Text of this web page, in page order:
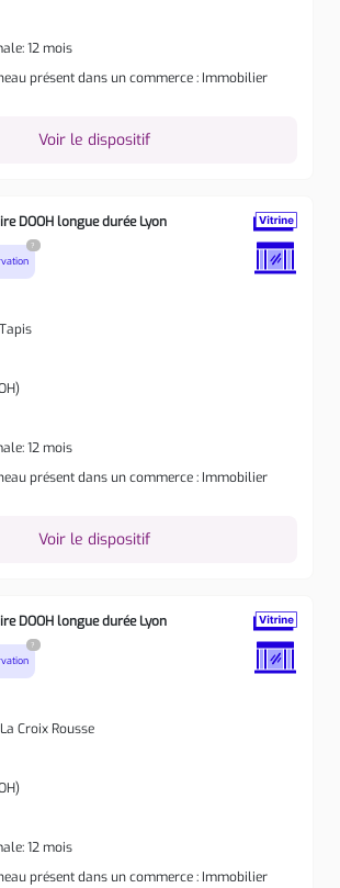
12 mois
présent dans un commerce : Immobilier
Voir le dispositif
DOOH longue durée Lyon
?
12 mois
présent dans un commerce : Immobilier
Voir le dispositif
DOOH longue durée Lyon
?
Croix Rousse
12 mois
présent dans un commerce : Immobilier